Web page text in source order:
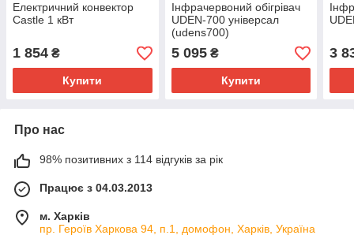
Електричний конвектор
Castle 1 кВт
1 854 ₴
Купити
Інфрачервоний обігрівач
UDEN-700 універсал
(udens700)
5 095₴
Купити
3
Про нас
98% позитивних з 114 відгуків за рік
Працює з 04.03.2013
м. Харків
пр. Героїв Харкова 94, п.1, домофон, Харків, Україна